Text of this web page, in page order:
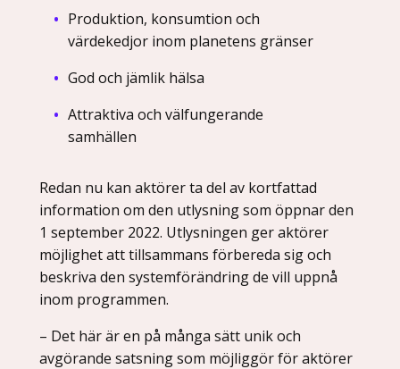
Produktion, konsumtion och
värdekedjor inom planetens gränser
God och jämlik hälsa
Attraktiva och välfungerande
samhällen
Redan nu kan aktörer ta del av kortfattad
information om den utlysning som öppnar den
1 september 2022. Utlysningen ger aktörer
möjlighet att tillsammans förbereda sig och
beskriva den systemförändring de vill uppnå
inom programmen.
– Det här är en på många sätt unik och
avgörande satsning som möjliggör för aktörer